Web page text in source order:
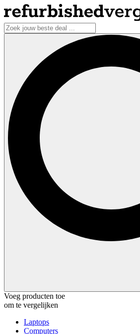
Voeg producten toe
om te vergelijken
Laptops
Computers